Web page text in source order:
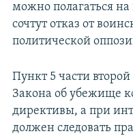
можно полагаться на
сочтут отказ от
политической
Пункт 5 части второй
Закона об убежище
директивы, а при
должен следовать